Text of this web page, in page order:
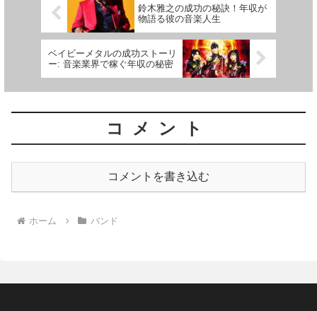
鈴木雅之の成功の秘訣！年収が
物語る彼の音楽人生
ベイビーメタルの成功ストーリ
ー: 音楽業界で稼ぐ年収の秘密
コメント
コメントを書き込む
ホーム バンド